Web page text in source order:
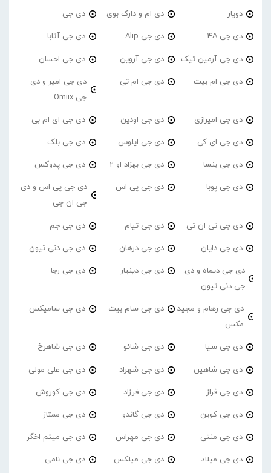
دویار دی ام و دارک بوی دی جی
دی جی 4A دی جی Alip دی جی آتابا
دی جی آرمین تیک دی جی آروین دی جی احسان
دی جی ام بیت دی جی ام تی
دی جی امیر و دی
جی Omiix
دی جی امیرازی دی جی اودین دی جی ای ام بی
دی جی ای کی دی جی ایلوس دی جی بلک
دی جی بنسا دی جی بهزاد او 2 دی جی پدوکس
دی جی پوبا دی جی پی اس
دی جی پی اس و دی
جی ان جی
دی جی تی ان تی دی جی تیام دی جی جم
دی جی دایان دی جی درهان دی جی دنی تیون
دی جی دیماه و دی
جی دنی تیون
دی جی دینیار دی جی رجا
دی جی رهام و مجید
مکس
دی جی سام بیت دی جی سامیکس
دی جی سیا دی جی شائو دی جی شاهرخ
دی جی شاهین دی جی شهراد دی جی علی مولی
دی جی فراز دی جی فرزاد دی جی کوروش
دی جی کوین دی جی گاندو دی جی ممتاز
دی جی منتی دی جی مهراس دی جی میثم اخگر
دی جی میلاد دی جی میلکس دی جی نامی